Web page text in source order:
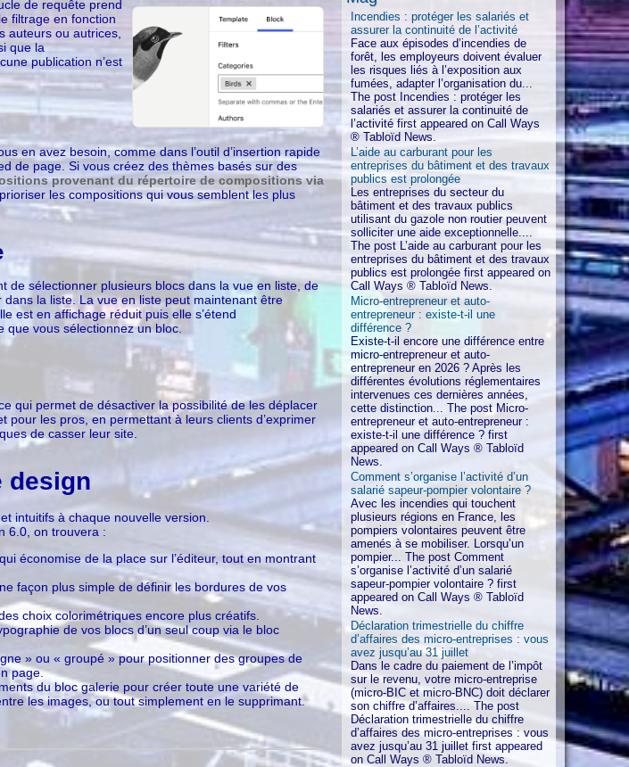
de requête prend
filtrage en fonction
auteurs ou autrices,
que la
publication n’est
en avez besoin, comme dans l’outil d’insertion rapide
de page. Si vous créez des thèmes basés sur des
provenant du répertoire de compositions via
les compositions qui vous semblent les plus
de sélectionner plusieurs blocs dans la vue en liste, de
la liste. La vue en liste peut maintenant être
est en affichage réduit puis elle s’étend
que vous sélectionnez un bloc.
qui permet de désactiver la possibilité de les déplacer
pour les pros, en permettant à leurs clients d’exprimer
de casser leur site.
design
intuitifs à chaque nouvelle version.
6.0, on trouvera :
économise de la place sur l’éditeur, tout en montrant
façon plus simple de définir les bordures de vos
choix colorimétriques encore plus créatifs.
de vos blocs d’un seul coup via le bloc
» ou « groupé » pour positionner des groupes de
page.
du bloc galerie pour créer toute une variété de
les images, ou tout simplement en le supprimant.
Incendies : protéger les salariés et
assurer la continuité de l’activité
Face aux épisodes d’incendies de
forêt, les employeurs doivent évaluer
les risques liés à l’exposition aux
fumées, adapter l’organisation du...
The post Incendies : protéger les
salariés et assurer la continuité de
l’activité first appeared on Call Ways
® Tabloïd News.
L’aide au carburant pour les
entreprises du bâtiment et des travaux
publics est prolongée
Les entreprises du secteur du
bâtiment et des travaux publics
utilisant du gazole non routier peuvent
solliciter une aide exceptionnelle....
The post L’aide au carburant pour les
entreprises du bâtiment et des travaux
publics est prolongée first appeared on
Call Ways ® Tabloïd News.
Micro-entrepreneur et auto-
entrepreneur : existe-t-il une
différence ?
Existe-t-il encore une différence entre
micro-entrepreneur et auto-
entrepreneur en 2026 ? Après les
différentes évolutions réglementaires
intervenues ces dernières années,
cette distinction... The post Micro-
entrepreneur et auto-entrepreneur :
existe-t-il une différence ? first
appeared on Call Ways ® Tabloïd
News.
Comment s’organise l’activité d’un
salarié sapeur-pompier volontaire ?
Avec les incendies qui touchent
plusieurs régions en France, les
pompiers volontaires peuvent être
amenés à se mobiliser. Lorsqu’un
pompier... The post Comment
s’organise l’activité d’un salarié
sapeur-pompier volontaire ? first
appeared on Call Ways ® Tabloïd
News.
Déclaration trimestrielle du chiffre
d’affaires des micro-entreprises : vous
avez jusqu’au 31 juillet
Dans le cadre du paiement de l’impôt
sur le revenu, votre micro-entreprise
(micro-BIC et micro-BNC) doit déclarer
son chiffre d’affaires.... The post
Déclaration trimestrielle du chiffre
d’affaires des micro-entreprises : vous
avez jusqu’au 31 juillet first appeared
on Call Ways ® Tabloïd News.